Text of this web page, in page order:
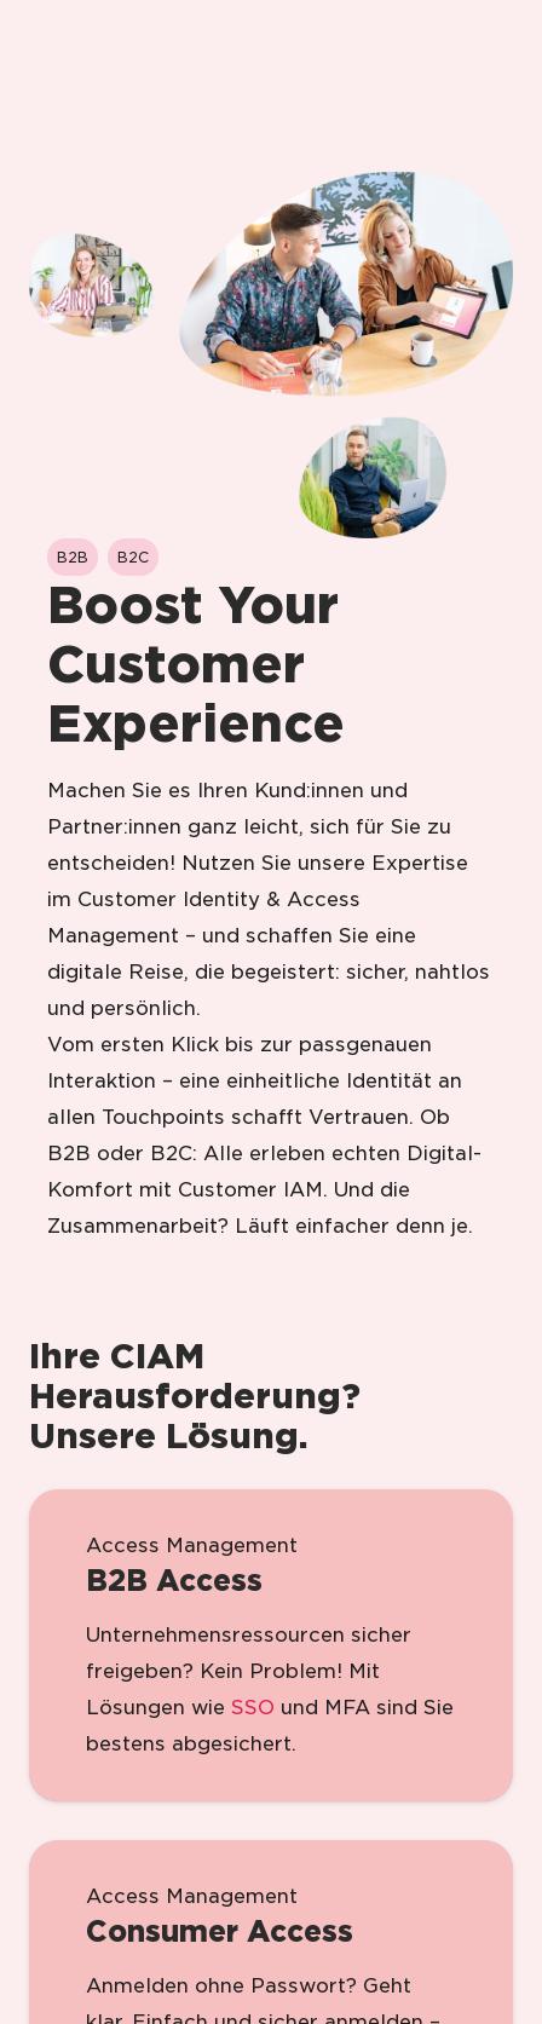
B2B B2C
Boost Your
Customer
Experience
Machen Sie es Ihren Kund:innen und
Partner:innen ganz leicht, sich für Sie zu
entscheiden! Nutzen Sie unsere Expertise
im Customer Identity & Access
Management – und schaffen Sie eine
digitale Reise, die begeistert: sicher, nahtlos
und persönlich.
Vom ersten Klick bis zur passgenauen
Interaktion – eine einheitliche Identität an
allen Touchpoints schafft Vertrauen. Ob
B2B oder B2C: Alle erleben echten Digital-
Komfort mit Customer IAM. Und die
Zusammenarbeit? Läuft einfacher denn je.
Ihre CIAM
Herausforderung?
Unsere Lösung.
Access Management
B2B Access
Unternehmensressourcen sicher
freigeben? Kein Problem! Mit
Lösungen wie SSO und MFA sind Sie
bestens abgesichert.
Access Management
Consumer Access
Anmelden ohne Passwort? Geht